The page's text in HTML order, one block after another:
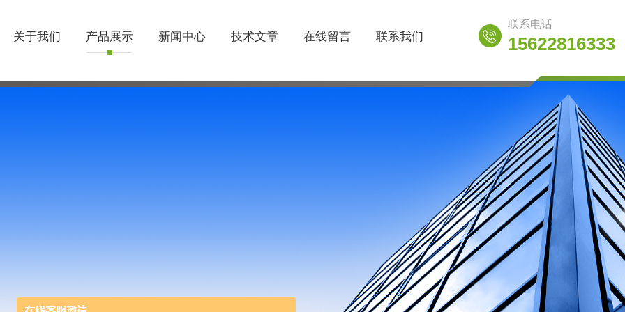
关于我们 产品展示 新闻中心 技术文章 在线留言 联系我们
联系电话
15622816333